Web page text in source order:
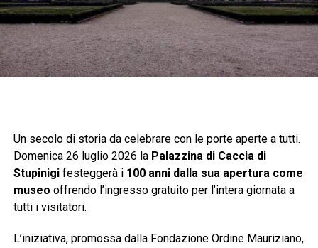
Un secolo di storia da celebrare con le porte aperte a tutti.
Domenica 26 luglio 2026 la Palazzina di Caccia di
Stupinigifesteggerà i 100 anni dalla sua apertura come
museo offrendo l’ingresso gratuito per l’intera giornata a
tutti i visitatori.
L’iniziativa, promossa dalla Fondazione Ordine Mauriziano,